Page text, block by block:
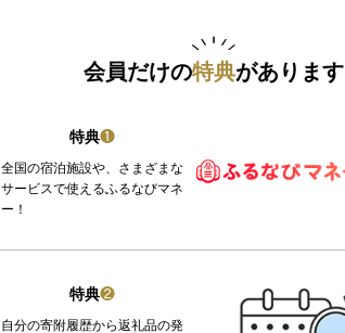
会員だけの特典があります
特典❶
全国の宿泊施設や、さまざまな
サービスで使えるふるなびマネ
ー！
特典❷
自分の寄附履歴から返礼品の発